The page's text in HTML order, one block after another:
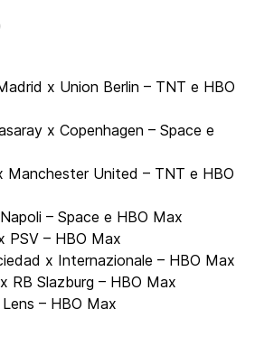
x Union Berlin – TNT e HBO
x Copenhagen – Space e
Manchester United – TNT e HBO
– Space e HBO Max
PSV – HBO Max
x Internazionale – HBO Max
RB Slazburg – HBO Max
– HBO Max